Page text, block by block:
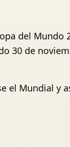
del
30 de
el Mundial y